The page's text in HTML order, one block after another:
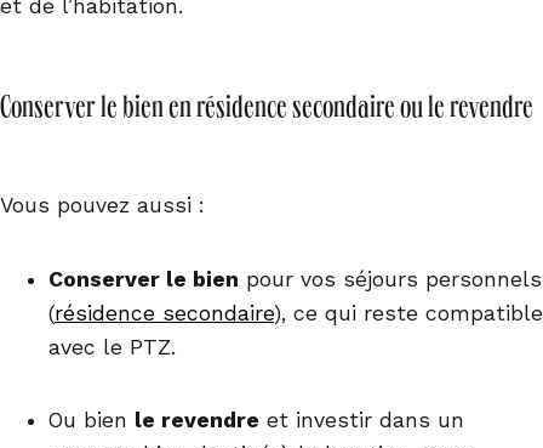
et de l’habitation.
Conserver le bien en résidence secondaire ou le revendre
Vous pouvez aussi :
Conserver le bien pour vos séjours personnels
(résidence secondaire), ce qui reste compatible
avec le PTZ.
Ou bien le revendre et investir dans un